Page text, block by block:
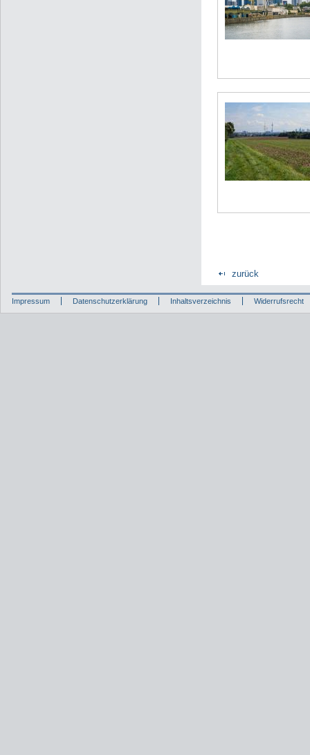
zurück
Impressum Datenschutzerklärung Inhaltsverzeichnis Widerrufsrecht